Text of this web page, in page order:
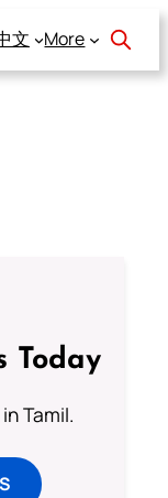
文 More
Today
Tamil.